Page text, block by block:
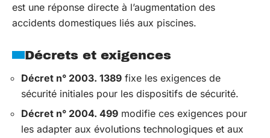
est une réponse directe à l’augmentation des
accidents domestiques liés aux piscines.
Décrets et exigences
Décret n° 2003. 1389 fixe les exigences de
sécurité initiales pour les dispositifs de sécurité.
Décret n° 2004. 499 modifie ces exigences pour
les adapter aux évolutions technologiques et aux